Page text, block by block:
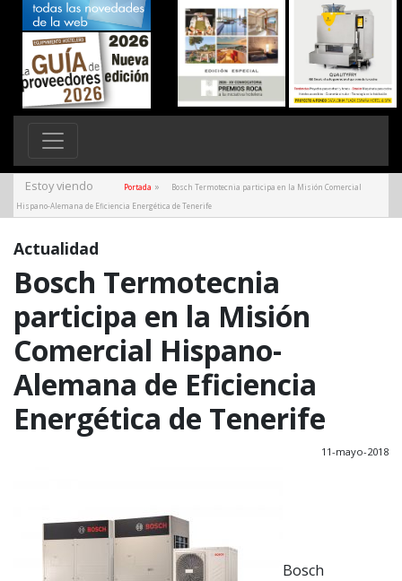
Estoy viendo Portada »
Bosch Termotecnia participa en la Misión Comercial
Hispano-Alemana de Eficiencia Energética de Tenerife
Actualidad
Bosch Termotecnia
participa en la Misión
Comercial Hispano-
Alemana de Eficiencia
Energética de Tenerife
11-mayo-2018
Bosch